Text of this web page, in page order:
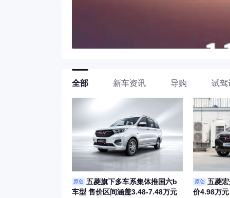
全部 新车资讯 导购 试驾
原创
五菱旗下多车系集体推国六b
车型 售价区间涵盖3.48-7.48万元
原创
五菱
价4.98万元